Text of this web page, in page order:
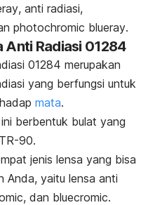
, anti radiasi,
photochromic blueray.
Anti Radiasi 01284
01284 merupakan
yang berfungsi untuk
mata.
berbentuk bulat yang
90.
jenis lensa yang bisa
Anda, yaitu lensa anti
, dan bluecromic.